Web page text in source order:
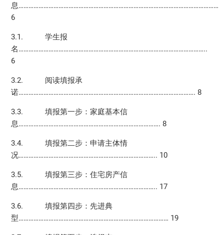
息…………………………………………………………………………………………………………
6
3.1. 学生报
名…………………………………………………………………………………………………..
6
3.2. 阅读填报承
诺……………………………………………………………………………………………. 8
3.3. 填报第一步：家庭基本信
息…………………………………………………………………………. 8
3.4. 填报第二步：申请主体情
况……………………………………………………………………….. 10
3.5. 填报第三步：住宅房产信
息……………………………………………………………………….. 17
3.6. 填报第四步：先进典
型……………………………………………………………………………… 19